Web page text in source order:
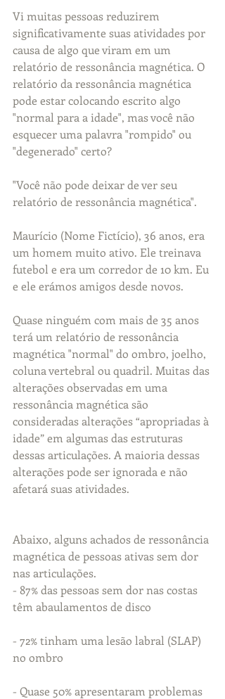
Vi muitas pessoas reduzirem
significativamente suas atividades por
causa de algo que viram em um
relatório de ressonância magnética. O
relatório da ressonância magnética
pode estar colocando escrito algo
"normal para a idade", mas você não
esquecer uma palavra "rompido" ou
"degenerado" certo?
"Você não pode deixar de ver seu
relatório de ressonância magnética".
Maurício (Nome Fictício), 36 anos, era
um homem muito ativo. Ele treinava
futebol e era um corredor de 10 km. Eu
e ele erámos amigos desde novos.
Quase ninguém com mais de 35 anos
terá um relatório de ressonância
magnética "normal" do ombro, joelho,
coluna vertebral ou quadril. Muitas das
alterações observadas em uma
ressonância magnética são
consideradas alterações “apropriadas à
idade” em algumas das estruturas
dessas articulações. A maioria dessas
alterações pode ser ignorada e não
afetará suas atividades.
Abaixo, alguns achados de ressonância
magnética de pessoas ativas sem dor
nas articulações.
- 87% das pessoas sem dor nas costas
têm abaulamentos de disco
- 72% tinham uma lesão labral (SLAP)
no ombro
- Quase 50% apresentaram problemas